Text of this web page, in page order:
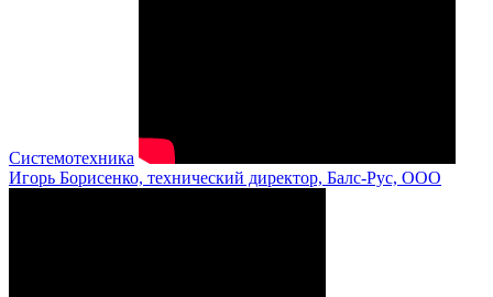
Системотехника
Игорь Борисенко, технический директор, Балс-Рус, ООО